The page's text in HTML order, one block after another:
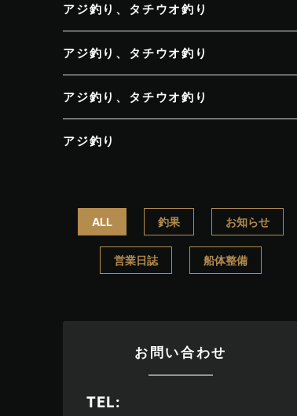
アジ釣り、タチウオ釣り
アジ釣り、タチウオ釣り
アジ釣り、タチウオ釣り
アジ釣り
ALL 釣果 お知らせ
営業日誌 船体整備
お問い合わせ
TEL